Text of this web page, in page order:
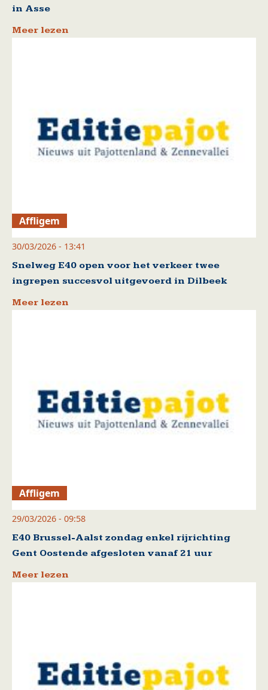
in Asse
Meer lezen
Affligem
30/03/2026 - 13:41
Snelweg E40 open voor het verkeer twee
ingrepen succesvol uitgevoerd in Dilbeek
Meer lezen
Affligem
29/03/2026 - 09:58
E40 Brussel-Aalst zondag enkel rijrichting
Gent Oostende afgesloten vanaf 21 uur
Meer lezen